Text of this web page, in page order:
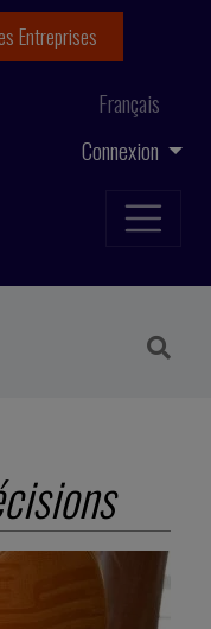
Connexion
Français
Entreprises